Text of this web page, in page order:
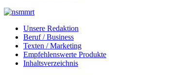
Unsere Redaktion
Beruf / Business
Texten / Marketing
Empfehlenswerte Produkte
Inhaltsverzeichnis